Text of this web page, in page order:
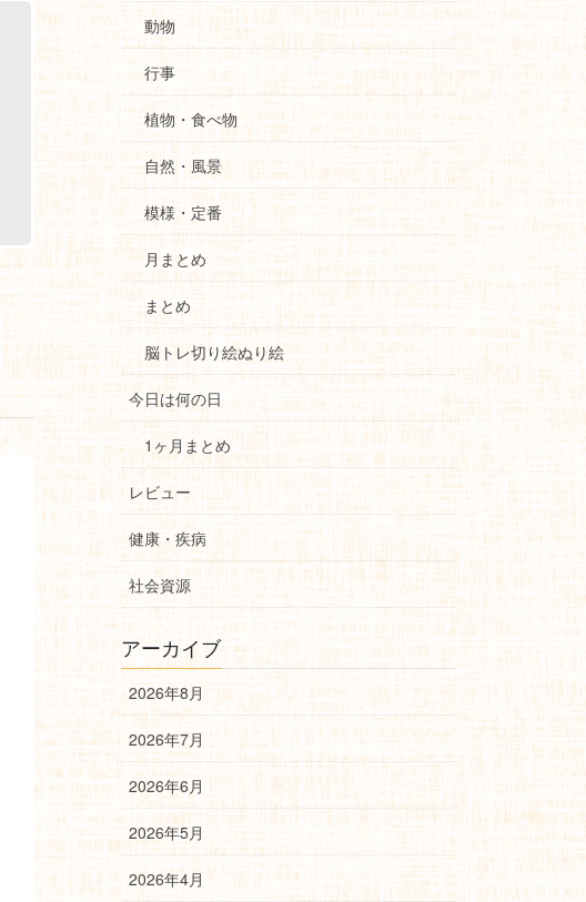
動物
行事
植物・食べ物
自然・風景
模様・定番
月まとめ
まとめ
脳トレ切り絵ぬり絵
今日は何の日
1ヶ月まとめ
レビュー
健康・疾病
社会資源
アーカイブ
2026年8月
2026年7月
2026年6月
2026年5月
2026年4月